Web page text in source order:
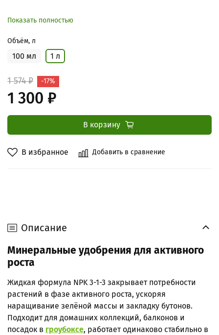
В избранное Добавить в сравнение
Объём, л
100 мл 1 л
Показать полностью
1 574 ₽
1 300 ₽
-17%
В корзину
Описание
Минеральные удобрения для активного
роста
Жидкая формула NPK 3-1-3 закрывает потребности
растений в фазе активного роста, ускоряя
наращивание зелёной массы и закладку бутонов.
Подходит для домашних коллекций, балконов и
посадок в гроубоксе, работает одинаково стабильно в